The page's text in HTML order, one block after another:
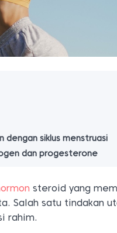
dengan siklus menstruasi
dan progesterone
steroid yang
Salah satu tindakan
rahim.